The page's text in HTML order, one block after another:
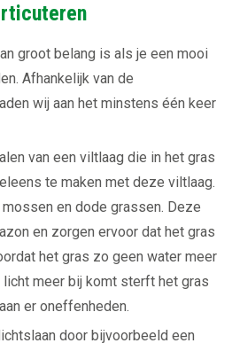
groot belang is als je een mooi
Afhankelijk van de
wij aan het minstens één keer
van een viltlaag die in het gras
te maken met deze viltlaag.
en dode grassen. Deze
en zorgen ervoor dat het gras
het gras zo geen water meer
licht meer bij komt sterft het gras
er oneffenheden.
door bijvoorbeeld een